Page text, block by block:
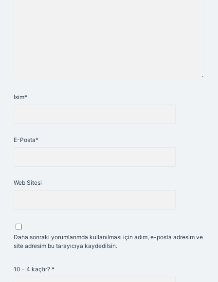
İsim*
E-Posta*
Web Sitesi
Daha sonraki yorumlarımda kullanılması için adım, e-posta adresim ve
site adresim bu tarayıcıya kaydedilsin.
10 - 4 kaçtır? *